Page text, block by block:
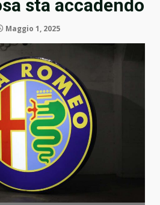
sta accadendo
Maggio 1, 2025